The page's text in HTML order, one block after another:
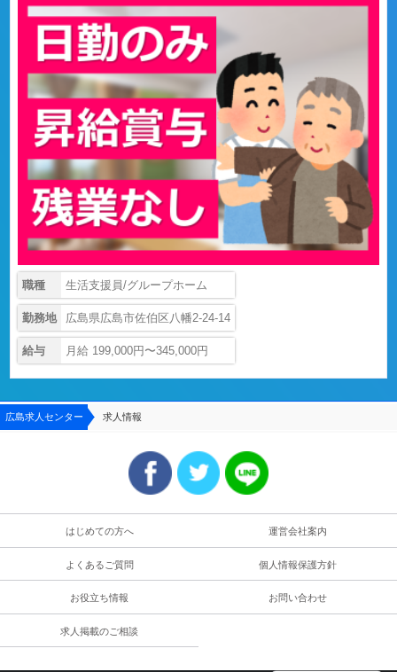
職種 生活支援員/グループホーム
勤務地 広島県広島市佐伯区八幡2-24-14
給与 月給 199,000円〜345,000円
広島求人センター 求人情報
はじめての方へ 運営会社案内
よくあるご質問 個人情報保護方針
お役立ち情報 お問い合わせ
求人掲載のご相談